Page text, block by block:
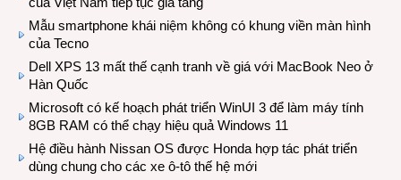
Mẫu smartphone khái niệm không có khung viền màn hình
của Tecno
Dell XPS 13 mất thế cạnh tranh về giá với MacBook Neo ở
Hàn Quốc
Microsoft có kế hoạch phát triển WinUI 3 để làm máy tính
8GB RAM có thể chạy hiệu quả Windows 11
Hệ điều hành Nissan OS được Honda hợp tác phát triển
dùng chung cho các xe ô-tô thế hệ mới